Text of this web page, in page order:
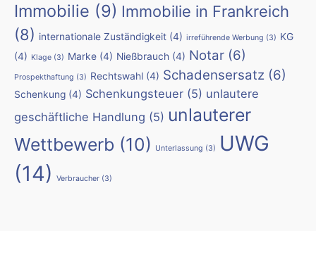
Immobilie (9) Immobilie in Frankreich
(8) internationale Zuständigkeit (4) irreführende Werbung (3) KG
(4) Klage (3) Marke (4) Nießbrauch (4) Notar (6)
Prospekthaftung (3) Rechtswahl (4) Schadensersatz (6)
Schenkung (4) Schenkungsteuer (5) unlautere
geschäftliche Handlung (5) unlauterer
Wettbewerb (10) Unterlassung (3)
UWG
(14)
Verbraucher (3)